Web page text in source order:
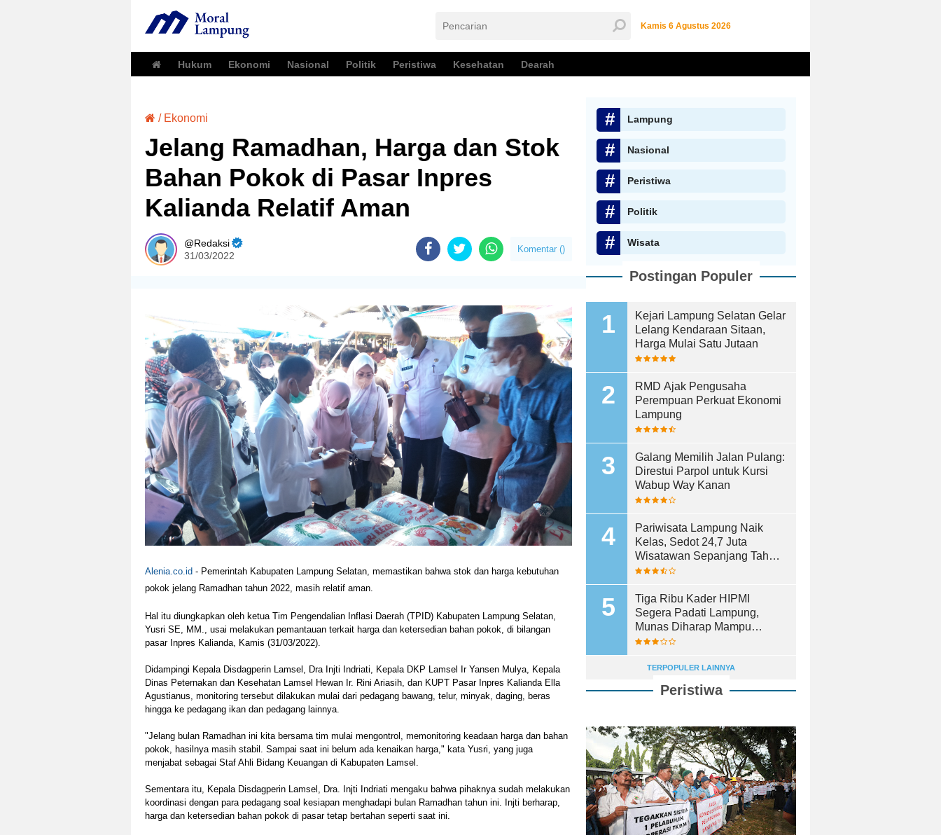
Kamis 6 Agustus 2026
Hukum Ekonomi Nasional Politik Peristiwa Kesehatan Dearah
/ Ekonomi
Jelang Ramadhan, Harga dan Stok
Bahan Pokok di Pasar Inpres
Kalianda Relatif Aman
Redaksi
31/03/2022
Komentar ()
Alenia.co.id - Pemerintah Kabupaten Lampung Selatan, memastikan bahwa stok dan harga kebutuhan
pokok jelang Ramadhan tahun 2022, masih relatif aman.
Hal itu diungkapkan oleh ketua Tim Pengendalian Inflasi Daerah (TPID) Kabupaten Lampung Selatan,
Yusri SE, MM., usai melakukan pemantauan terkait harga dan ketersedian bahan pokok, di bilangan
pasar Inpres Kalianda, Kamis (31/03/2022).
Didampingi Kepala Disdagperin Lamsel, Dra Injti Indriati, Kepala DKP Lamsel Ir Yansen Mulya, Kepala
Dinas Peternakan dan Kesehatan Lamsel Hewan Ir. Rini Ariasih, dan KUPT Pasar Inpres Kalianda Ella
Agustianus, monitoring tersebut dilakukan mulai dari pedagang bawang, telur, minyak, daging, beras
hingga ke pedagang ikan dan pedagang lainnya.
"Jelang bulan Ramadhan ini kita bersama tim mulai mengontrol, memonitoring keadaan harga dan bahan
pokok, hasilnya masih stabil. Sampai saat ini belum ada kenaikan harga," kata Yusri, yang juga
menjabat sebagai Staf Ahli Bidang Keuangan di Kabupaten Lamsel.
Sementara itu, Kepala Disdagperin Lamsel, Dra. Injti Indriati mengaku bahwa pihaknya sudah melakukan
koordinasi dengan para pedagang soal kesiapan menghadapi bulan Ramadhan tahun ini. Injti berharap,
harga dan ketersedian bahan pokok di pasar tetap bertahan seperti saat ini.
Lampung
Nasional
Peristiwa
Politik
Wisata
Postingan Populer
Kejari Lampung Selatan Gelar
Lelang Kendaraan Sitaan,
Harga Mulai Satu Jutaan
RMD Ajak Pengusaha
Perempuan Perkuat Ekonomi
Lampung
Galang Memilih Jalan Pulang:
Direstui Parpol untuk Kursi
Wabup Way Kanan
Pariwisata Lampung Naik
Kelas, Sedot 24,7 Juta
Wisatawan Sepanjang Tahun
2025
Tiga Ribu Kader HIPMI
Segera Padati Lampung,
Munas Diharap Mampu
Lahirkan Pemimpin Terbaik
TERPOPULER LAINNYA
Peristiwa